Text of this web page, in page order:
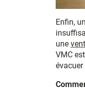
Enfin,
une
VMC
évacuer